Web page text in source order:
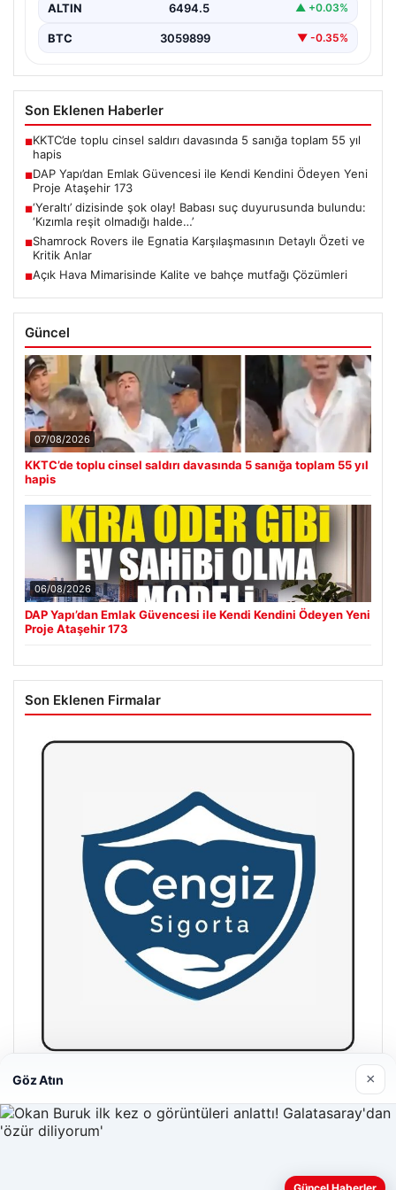
ALTIN 6494.5 ▲ +0.03%
BTC 3059899 ▼ -0.35%
Son Eklenen Haberler
■KKTC’de toplu cinsel saldırı davasında 5 sanığa toplam 55 yıl
hapis
■DAP Yapı’dan Emlak Güvencesi ile Kendi Kendini Ödeyen Yeni
Proje Ataşehir 173
■‘Yeraltı’ dizisinde şok olay! Babası suç duyurusunda bulundu:
‘Kızımla reşit olmadığı halde…’
■Shamrock Rovers ile Egnatia Karşılaşmasının Detaylı Özeti ve
Kritik Anlar
■Açık Hava Mimarisinde Kalite ve bahçe mutfağı Çözümleri
Güncel
07/08/2026
KKTC’de toplu cinsel saldırı davasında 5 sanığa toplam 55 yıl
hapis
06/08/2026
DAP Yapı’dan Emlak Güvencesi ile Kendi Kendini Ödeyen Yeni
Proje Ataşehir 173
Son Eklenen Firmalar
Hastaş Beton
26/05/2026
Göz Atın ×